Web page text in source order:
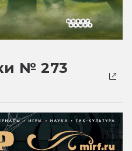
№ 273